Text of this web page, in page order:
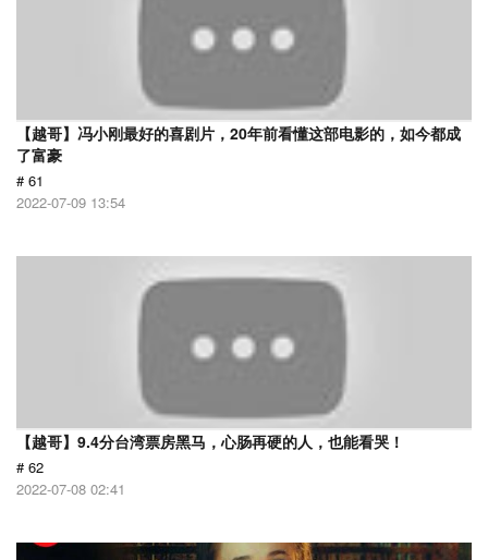
【越哥】冯小刚最好的喜剧片，20年前看懂这部电影的，如今都成
了富豪
# 61
2022-07-09 13:54
【越哥】9.4分台湾票房黑马，心肠再硬的人，也能看哭！
# 62
2022-07-08 02:41